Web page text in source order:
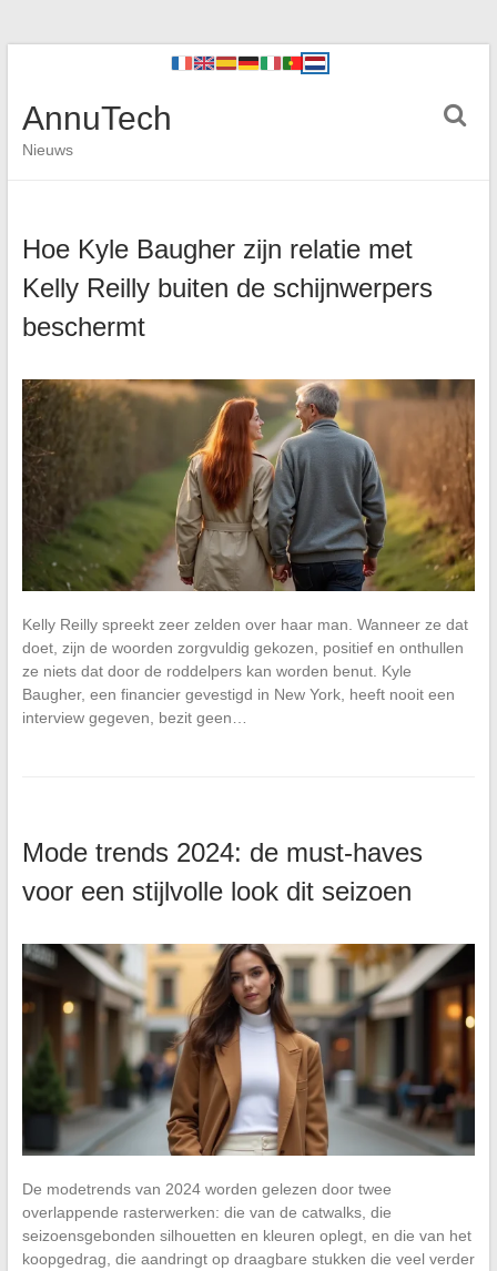
AnnuTech
Nieuws
Hoe Kyle Baugher zijn relatie met
Kelly Reilly buiten de schijnwerpers
beschermt
Kelly Reilly spreekt zeer zelden over haar man. Wanneer ze dat
doet, zijn de woorden zorgvuldig gekozen, positief en onthullen
ze niets dat door de roddelpers kan worden benut. Kyle
Baugher, een financier gevestigd in New York, heeft nooit een
interview gegeven, bezit geen…
Mode trends 2024: de must-haves
voor een stijlvolle look dit seizoen
De modetrends van 2024 worden gelezen door twee
overlappende rasterwerken: die van de catwalks, die
seizoensgebonden silhouetten en kleuren oplegt, en die van het
koopgedrag, die aandringt op draagbare stukken die veel verder